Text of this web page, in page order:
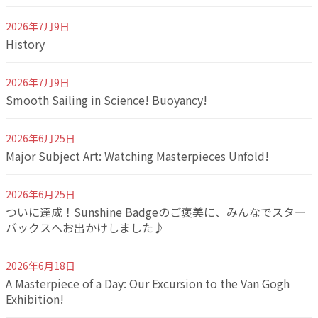
2026年7月9日
History
2026年7月9日
Smooth Sailing in Science! Buoyancy!
2026年6月25日
Major Subject Art: Watching Masterpieces Unfold!
2026年6月25日
ついに達成！Sunshine Badgeのご褒美に、みんなでスター
バックスへお出かけしました♪
2026年6月18日
A Masterpiece of a Day: Our Excursion to the Van Gogh
Exhibition!